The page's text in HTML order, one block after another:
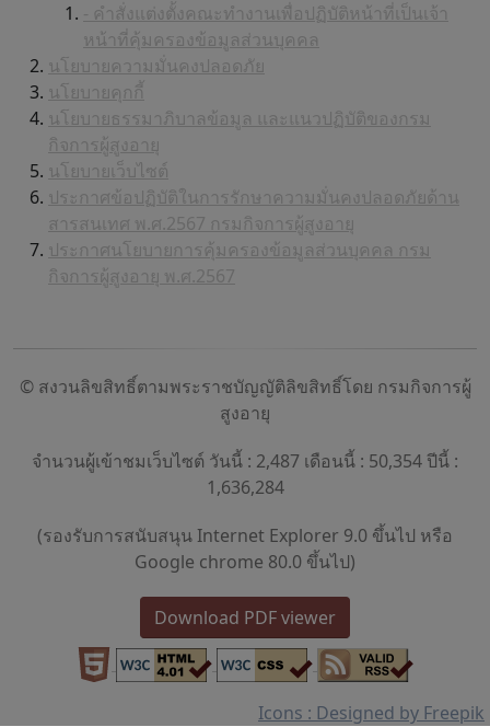
- คำสั่งแต่งตั้งคณะทำงานเพื่อปฏิบัติหน้าที่เป็นเจ้า
หน้าที่คุ้มครองข้อมูลส่วนบุคคล
นโยบายความมั่นคงปลอดภัย
นโยบายคุกกี้
นโยบายธรรมาภิบาลข้อมูล และแนวปฏิบัติของกรม
กิจการผู้สูงอายุ
นโยบายเว็บไซต์
ประกาศข้อปฏิบัติในการรักษาความมั่นคงปลอดภัยด้าน
สารสนเทศ พ.ศ.2567 กรมกิจการผู้สูงอายุ
ประกาศนโยบายการคุ้มครองข้อมูลส่วนบุคคล กรม
กิจการผู้สูงอายุ พ.ศ.2567
© สงวนลิขสิทธิ์ตามพระราชบัญญัติลิขสิทธิ์โดย กรมกิจการผู้
สูงอายุ
จำนวนผู้เข้าชมเว็บไซต์ วันนี้ : 2,487 เดือนนี้ : 50,354 ปีนี้ :
1,636,284
(รองรับการสนับสนุน Internet Explorer 9.0 ขึ้นไป หรือ
Google chrome 80.0 ขึ้นไป)
Download PDF viewer
Icons : Designed by Freepik